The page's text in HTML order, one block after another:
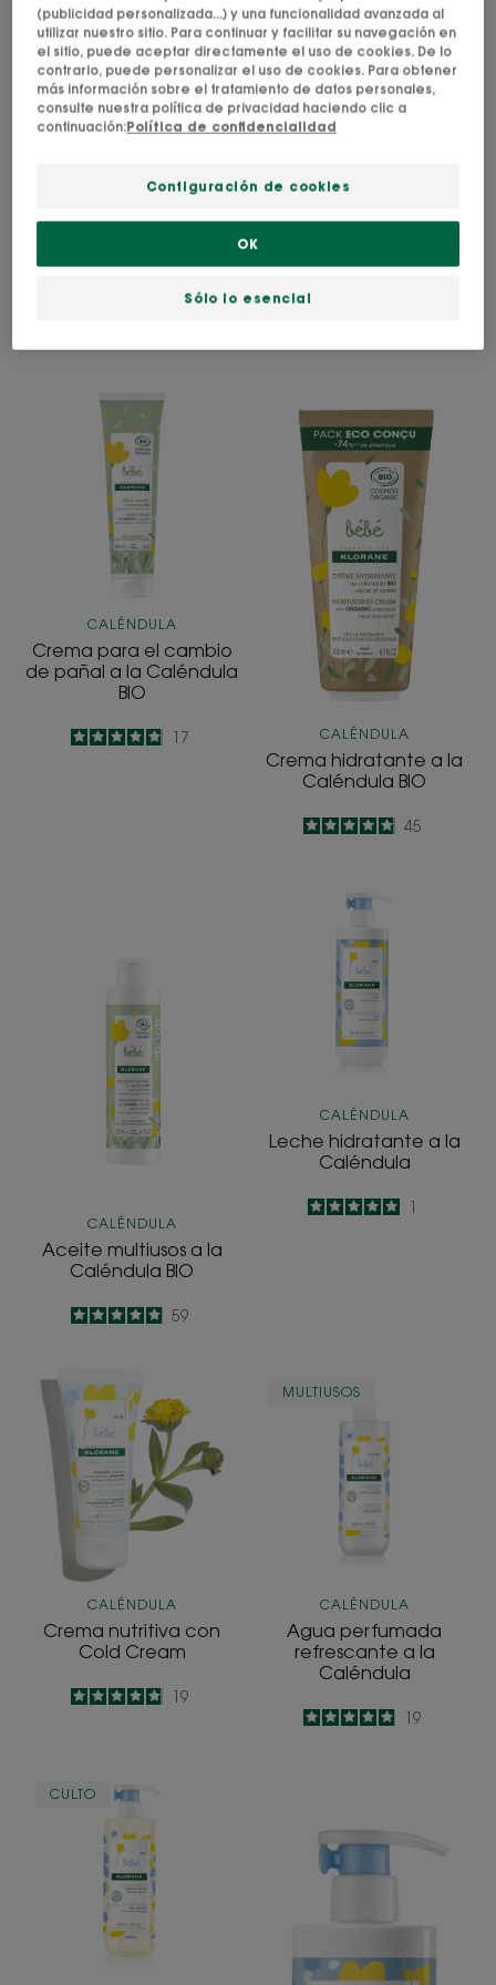
CALÉNDULA
Toallitas limpiadoras con
agua
4.9
/
5
-
15
Jabón sólido limpiador a
la Caléndula BIO
Crema
para
el
cambio
de
pañal
BIO
CALÉNDULA
Crema para el cambio
de pañal a la Caléndula
BIO
4.9
/517
hidratante
a
la
Caléndula
BIO
CALÉNDULA
Crema hidratante a la
Caléndula BIO
4.9
/
5
45
BIO
CALÉNDULA
Aceite multiusos a la
Caléndula BIO
4.9
/
5
59
hidratante
a
la
Caléndula
CALÉNDULA
Leche hidratante a la
Caléndula
5/51
nutritiva
con
Cold
Cream
CALÉNDULA
Crema nutritiva con
Cold Cream
4.9
/519
refrescante
a
la
Caléndula
MULTIUSOS
CALÉNDULA
Agua perfumada
refrescante a la
Caléndula
4.9
/519
limpiador
suave
a
la
Caléndula
CULTO
a
Cream
(publicidad personalizada...) y una funcionalidad avanzada al
utilizar nuestro sitio. Para continuar y facilitar su navegación en
el sitio, puede aceptar directamente el uso de cookies. De lo
contrario, puede personalizar el uso de cookies. Para obtener
más información sobre el tratamiento de datos personales,
consulte nuestra política de privacidad haciendo clic a
continuación:Política de confidencialidad
Configuración de cookies
Sólo lo esencial
OK